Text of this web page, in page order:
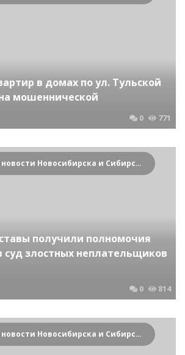
в домах по ул. Тульской
мошеннической
0 771
Криминальные новости Новосибирска и Сибирского региона
получили полномочия
суд злостных неплательщиков
0 814
Криминальные новости Новосибирска и Сибирского региона